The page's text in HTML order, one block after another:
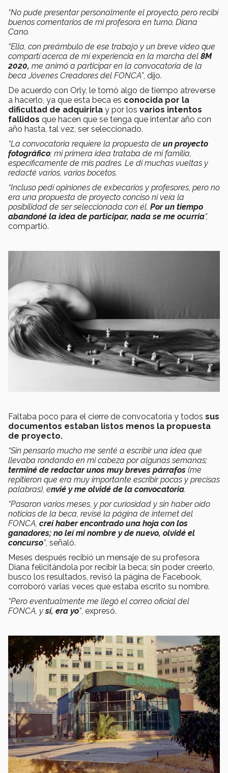
“No pude presentar personalmente el proyecto, pero recibí
buenos comentarios de mi profesora en turno, Diana
Cano.
“Ella, con preámbulo de ese trabajo y un breve video que
compartí acerca de mi experiencia en la marcha del 8M
2020, me animó a participar en la convocatoria de la
beca Jóvenes Creadores del FONCA”, dijo.
De acuerdo con Orly, le tomó algo de tiempo atreverse
a hacerlo, ya que esta beca es conocida por la
dificultad de adquirirla y por los varios intentos
fallidos que hacen que se tenga que intentar año con
año hasta, tal vez, ser seleccionado.
“La convocatoria requiere la propuesta de un proyecto
fotográfico; mi primera idea trataba de mi familia,
específicamente de mis padres. Le di muchas vueltas y
redacté varios, varios bocetos.
“Incluso pedí opiniones de exbecarios y profesores, pero no
era una propuesta de proyecto conciso ni veía la
posibilidad de ser seleccionada con él. Por un tiempo
abandoné la idea de participar, nada se me ocurría”,
compartió.
Faltaba poco para el cierre de convocatoria y todos sus
documentos estaban listos menos la propuesta
de proyecto.
“Sin pensarlo mucho me senté a escribir una idea que
llevaba rondando en mi cabeza por algunas semanas;
terminé de redactar unos muy breves párrafos (me
repitieron que era muy importante escribir pocas y precisas
palabras), envié y me olvidé de la convocatoria.
“Pasaron varios meses, y por curiosidad y sin haber oído
noticias de la beca, revisé la página de internet del
FONCA, creí haber encontrado una hoja con los
ganadores; no leí mi nombre y de nuevo, olvidé el
concurso”, señaló.
Meses después recibió un mensaje de su profesora
Diana felicitándola por recibir la beca; sin poder creerlo,
busco los resultados, revisó la página de Facebook,
corroboró varias veces que estaba escrito su nombre.
“Pero eventualmente me llegó el correo oficial del
FONCA, ysí, era yo”, expresó.